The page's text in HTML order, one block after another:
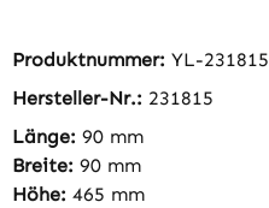
Produktnummer: YL-231815
Hersteller-Nr.: 231815
Länge: 90 mm
Breite: 90 mm
Höhe: 465 mm